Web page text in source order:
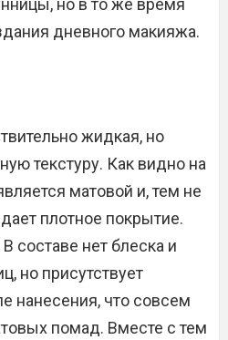
но в то же время
дневного макияжа.
жидкая, но
текстуру. Как видно на
матовой и, тем не
плотное покрытие.
составе нет блеска и
но присутствует
нанесения, что совсем
помад. Вместе с тем